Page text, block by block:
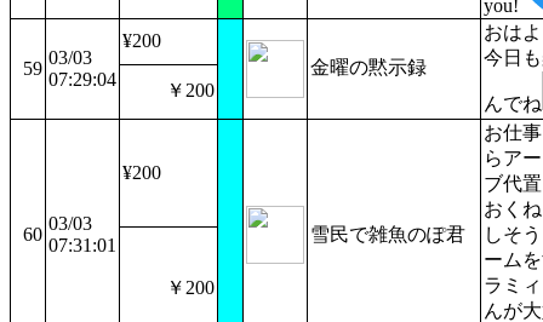
you!
59
03/03
07:29:04
¥200
金曜の黙示録
おは
今日
んでね
￥200
60
03/03
07:31:01
¥200
雪民で雑魚のぽ君
お仕
らア
ブ代
おく
しそ
ーム
ラミ
んが
￥200